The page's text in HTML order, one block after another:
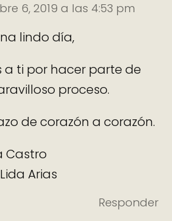
6, 2019 a las 4:53 pm
lindo día,
a ti por hacer parte de
proceso.
de corazón a corazón.
Castro
Arias
Responder